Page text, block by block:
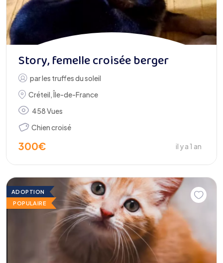
Story, femelle croisée berger
parles truffes du soleil
Créteil,Île-de-France
458 Vues
Chien croisé
300€ il y a 1 an
ADOPTION
POPULAIRE